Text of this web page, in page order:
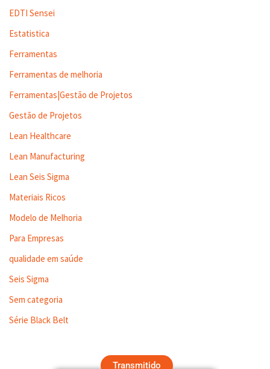
EDTI Sensei
Estatistica
Ferramentas
Ferramentas de melhoria
Ferramentas|Gestão de Projetos
Gestão de Projetos
Lean Healthcare
Lean Manufacturing
Lean Seis Sigma
Materiais Ricos
Modelo de Melhoria
Para Empresas
qualidade em saúde
Seis Sigma
Sem categoria
Série Black Belt
Transmitido